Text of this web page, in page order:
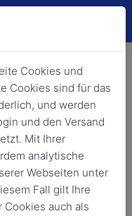
Cookies und
Cookies sind für das
und werden
und den Versand
Mit Ihrer
analytische
Webseiten unter
Fall gilt Ihre
Cookies auch als